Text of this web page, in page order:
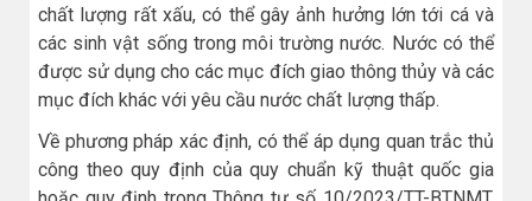
chất lượng rất xấu, có thể gây ảnh hưởng lớn tới cá và
các sinh vật sống trong môi trường nước. Nước có thể
được sử dụng cho các mục đích giao thông thủy và các
mục đích khác với yêu cầu nước chất lượng thấp.
Về phương pháp xác định, có thể áp dụng quan trắc thủ
công theo quy định của quy chuẩn kỹ thuật quốc gia